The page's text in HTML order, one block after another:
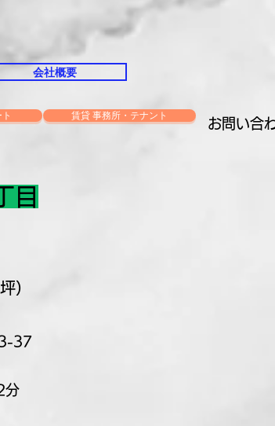
賃貸 事務所・テナント
お問い合
会社概要
目
）
37
分